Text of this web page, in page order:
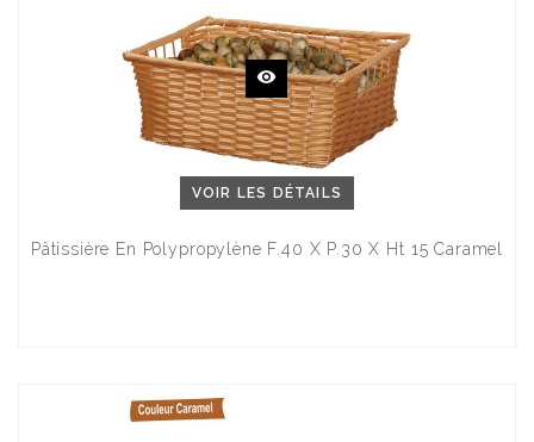
VOIR LES DÉTAILS
Pâtissière En Polypropylène F.40 X P.30 X Ht 15 Caramel